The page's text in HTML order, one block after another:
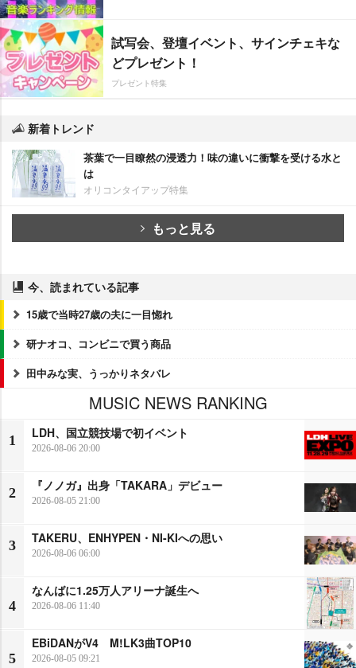
試写会、登壇イベント、サインチェキな
どプレゼント！
プレゼント特集
新着トレンド
茶葉で一目瞭然の浸透力！味の違いに衝撃を受ける水と
は
オリコンタイアップ特集
もっと見る
今、読まれている記事
15歳で当時27歳の夫に一目惚れ
研ナオコ、コンビニで買う商品
田中みな実、うっかりネタバレ
MUSIC NEWS RANKING
1
LDH、国立競技場で初イベント
2026-08-06 20:00
2
『ノノガ』出身「TAKARA」デビュー
2026-08-05 21:00
3
TAKERU、ENHYPEN・NI-KIへの思い
2026-08-06 06:00
4
なんばに1.25万人アリーナ誕生へ
2026-08-06 11:40
5
EBiDANがV4 M!LK3曲TOP10
2026-08-05 09:21